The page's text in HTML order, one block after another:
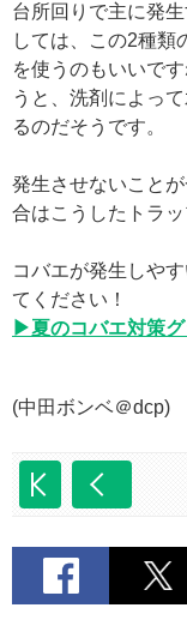
台所回りで主に発
しては、この2種類
を使うのもいいで
うと、洗剤によっ
るのだそうです。
発生させないこと
合はこうしたトラ
コバエが発生しや
てください！
▶夏のコバエ対策グ
(中田ボンベ＠dcp)